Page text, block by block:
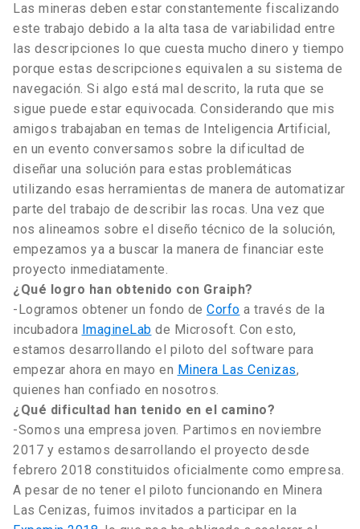
Las mineras deben estar constantemente fiscalizando
este trabajo debido a la alta tasa de variabilidad entre
las descripciones lo que cuesta mucho dinero y tiempo
porque estas descripciones equivalen a su sistema de
navegación. Si algo está mal descrito, la ruta que se
sigue puede estar equivocada. Considerando que mis
amigos trabajaban en temas de Inteligencia Artificial,
en un evento conversamos sobre la dificultad de
diseñar una solución para estas problemáticas
utilizando esas herramientas de manera de automatizar
parte del trabajo de describir las rocas. Una vez que
nos alineamos sobre el diseño técnico de la solución,
empezamos ya a buscar la manera de financiar este
proyecto inmediatamente.
¿Qué logro han obtenido con Graiph?
-Logramos obtener un fondo de Corfo a través de la
incubadora ImagineLab de Microsoft. Con esto,
estamos desarrollando el piloto del software para
empezar ahora en mayo en Minera Las Cenizas,
quienes han confiado en nosotros.
¿Qué dificultad han tenido en el camino?
-Somos una empresa joven. Partimos en noviembre
2017 y estamos desarrollando el proyecto desde
febrero 2018 constituidos oficialmente como empresa.
A pesar de no tener el piloto funcionando en Minera
Las Cenizas, fuimos invitados a participar en la